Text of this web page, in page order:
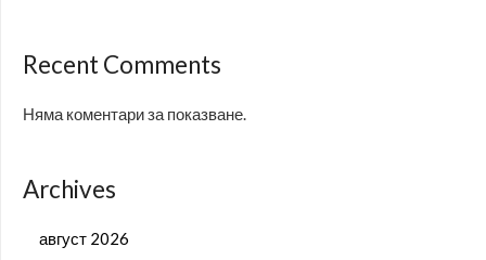
Recent Comments
Няма коментари за показване.
Archives
август 2026